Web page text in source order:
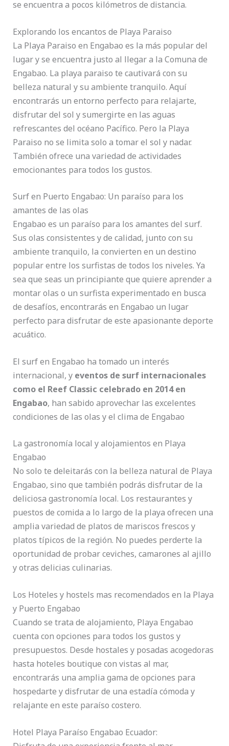
se encuentra a pocos kilómetros de distancia.
Explorando los encantos de Playa Paraiso
La Playa Paraiso en Engabao es la más popular del
lugar y se encuentra justo al llegar a la Comuna de
Engabao. La playa paraiso te cautivará con su
belleza natural y su ambiente tranquilo. Aquí
encontrarás un entorno perfecto para relajarte,
disfrutar del sol y sumergirte en las aguas
refrescantes del océano Pacífico. Pero la Playa
Paraiso no se limita solo a tomar el sol y nadar.
También ofrece una variedad de actividades
emocionantes para todos los gustos.
Surf en Puerto Engabao: Un paraíso para los
amantes de las olas
Engabao es un paraíso para los amantes del surf.
Sus olas consistentes y de calidad, junto con su
ambiente tranquilo, la convierten en un destino
popular entre los surfistas de todos los niveles. Ya
sea que seas un principiante que quiere aprender a
montar olas o un surfista experimentado en busca
de desafíos, encontrarás en Engabao un lugar
perfecto para disfrutar de este apasionante deporte
acuático.
El surf en Engabao ha tomado un interés
internacional, y eventos de surf internacionales
como el Reef Classic celebrado en 2014 en
Engabao, han sabido aprovechar las excelentes
condiciones de las olas y el clima de Engabao
La gastronomía local y alojamientos en Playa
Engabao
No solo te deleitarás con la belleza natural de Playa
Engabao, sino que también podrás disfrutar de la
deliciosa gastronomía local. Los restaurantes y
puestos de comida a lo largo de la playa ofrecen una
amplia variedad de platos de mariscos frescos y
platos típicos de la región. No puedes perderte la
oportunidad de probar ceviches, camarones al ajillo
y otras delicias culinarias.
Los Hoteles y hostels mas recomendados en la Playa
y Puerto Engabao
Cuando se trata de alojamiento, Playa Engabao
cuenta con opciones para todos los gustos y
presupuestos. Desde hostales y posadas acogedoras
hasta hoteles boutique con vistas al mar,
encontrarás una amplia gama de opciones para
hospedarte y disfrutar de una estadía cómoda y
relajante en este paraíso costero.
Hotel Playa Paraíso Engabao Ecuador: